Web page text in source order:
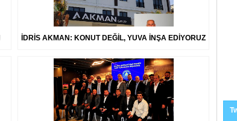
İDRİS AKMAN: KONUT DEĞİL, YUVA İNŞA EDİYORUZ